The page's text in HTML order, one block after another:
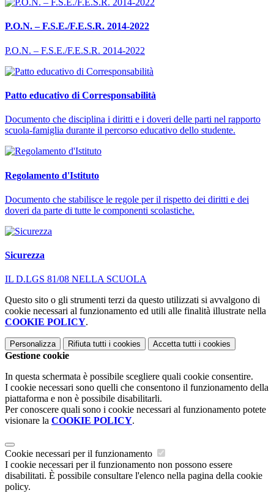
P.O.N. – F.S.E./F.E.S.R. 2014-2022
P.O.N. – F.S.E./F.E.S.R. 2014-2022
Patto educativo di Corresponsabilità
Documento che disciplina i diritti e i doveri delle parti nel rapporto
scuola-famiglia durante il percorso educativo dello studente.
Regolamento d'Istituto
Documento che stabilisce le regole per il rispetto dei diritti e dei
doveri da parte di tutte le componenti scolastiche.
Sicurezza
IL D.LGS 81/08 NELLA SCUOLA
Questo sito o gli strumenti terzi da questo utilizzati si avvalgono di
cookie necessari al funzionamento ed utili alle finalità illustrate nella
COOKIE POLICY.
Personalizza Rifiuta tutti i cookies Accetta tutti i cookies
Gestione cookie
In questa schermata è possibile scegliere quali cookie consentire.
I cookie necessari sono quelli che consentono il funzionamento della
piattaforma e non è possibile disabilitarli.
Per conoscere quali sono i cookie necessari al funzionamento potete
visionare la COOKIE POLICY.
Cookie necessari per il funzionamento
I cookie necessari per il funzionamento non possono essere
disabilitati. È possibile consultare l'elenco nella pagina della cookie
policy.